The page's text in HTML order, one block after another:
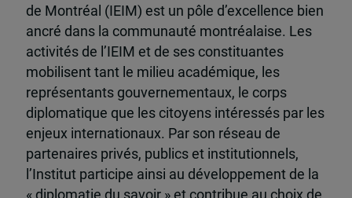
de Montréal (IEIM) est un pôle d’excellence bien
ancré dans la communauté montréalaise. Les
activités de l’IEIM et de ses constituantes
mobilisent tant le milieu académique, les
représentants gouvernementaux, le corps
diplomatique que les citoyens intéressés par les
enjeux internationaux. Par son réseau de
partenaires privés, publics et institutionnels,
l’Institut participe ainsi au développement de la